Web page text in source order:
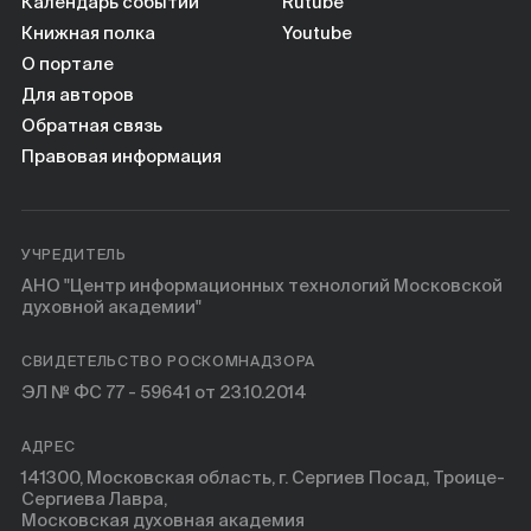
Книжная полка
О портале
Для авторов
Обратная связь
Правовая информация
Youtube
УЧРЕДИТЕЛЬ
АНО "Центр информационных технологий Московской
духовной академии"
СВИДЕТЕЛЬСТВО РОСКОМНАДЗОРА
ЭЛ № ФС 77 - 59641 от 23.10.2014
АДРЕС
141300, Московская область, г. Сергиев Посад, Троице-
Сергиева Лавра,
Московская духовная академия